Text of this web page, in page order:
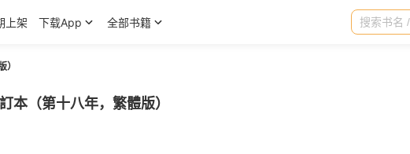
上架 下载App 全部书籍
）
本（第十八年，繁體版）